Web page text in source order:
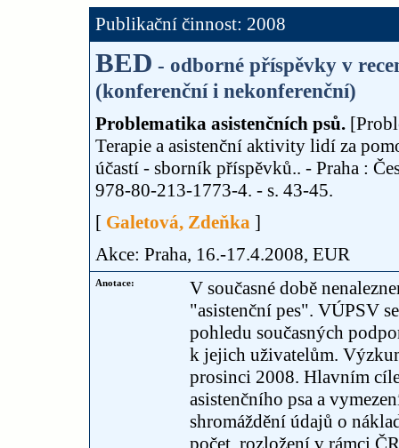
Publikační činnost: 2008
BED - odborné příspěvky v
(konferenční i nekonferenční)
Problematika asistenčních psů.
Terapie a asistenční aktivity lidí za
účastí - sborník příspěvků.. - Praha :
978-80-213-1773-4. - s. 43-45.
[ Galetová, Zdeňka ]
Akce: Praha, 16.-17.4.2008, EUR
Anotace:
V současné době
"asistenční pes". VÚPSV
pohledu současných
k jejich uživatelům.
prosinci 2008. Hlavním
asistenčního psa a
shromáždění údajů o
počet, rozložení v rámci